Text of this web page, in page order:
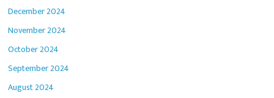
December 2024
November 2024
October 2024
September 2024
August 2024